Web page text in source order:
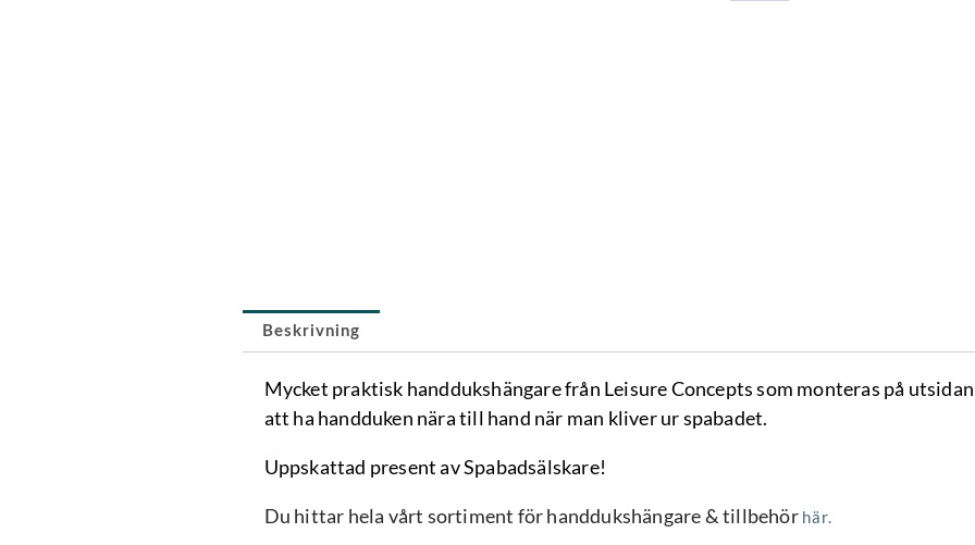
Beskrivning
Mycket praktisk handdukshängare från Leisure Concepts som monteras på
att ha handduken nära till hand när man kliver ur spabadet.
Uppskattad present av Spabadsälskare!
Du hittar hela vårt sortiment för handdukshängare & tillbehör här.